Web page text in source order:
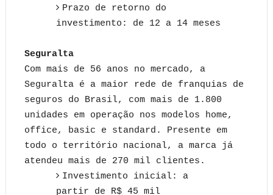
Prazo de retorno do
investimento: de 12 a 14 meses
Seguralta
Com mais de 56 anos no mercado, a
Seguralta é a maior rede de franquias de
seguros do Brasil, com mais de 1.800
unidades em operação nos modelos home,
office, basic e standard. Presente em
todo o território nacional, a marca já
atendeu mais de 270 mil clientes.
Investimento inicial: a
partir de R$ 45 mil